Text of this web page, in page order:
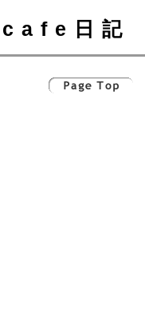
cafe日記